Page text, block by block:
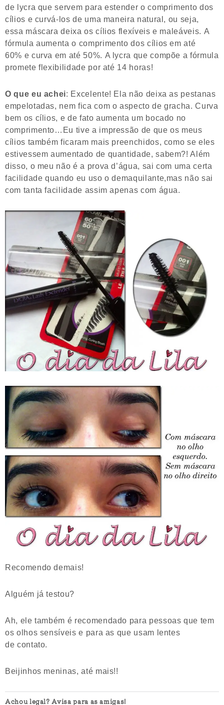
de lycra que servem para estender o comprimento dos
cílios e curvá-los de uma maneira natural, ou seja,
essa máscara deixa os cílios flexíveis e maleáveis. A
fórmula aumenta o comprimento dos cílios em até
60% e curva em até 50%. A lycra que compõe a fórmula
promete flexibilidade por até 14 horas!
O que eu achei: Excelente! Ela não deixa as pestanas
empelotadas, nem fica com o aspecto de gracha. Curva
bem os cílios, e de fato aumenta um bocado no
comprimento…Eu tive a impressão de que os meus
cílios também ficaram mais preenchidos, como se eles
estivessem aumentado de quantidade, sabem?! Além
disso, o meu não é a prova d’água, sai com uma certa
facilidade quando eu uso o demaquilante,mas não sai
com tanta facilidade assim apenas com água.
Recomendo demais!
Alguém já testou?
Ah, ele também é recomendado para pessoas que tem
os olhos sensíveis e para as que usam lentes
de contato.
Beijinhos meninas, até mais!!
Achou legal? Avisa para as amigas!